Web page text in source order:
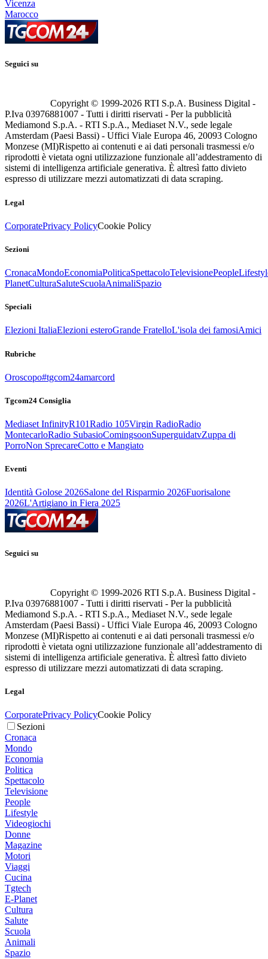
Vicenza
Marocco
Seguici su
Copyright © 1999-2026 RTI S.p.A. Business Digital -
P.Iva 03976881007 - Tutti i diritti riservati - Per la pubblicità
Mediamond S.p.A. - RTI S.p.A., Mediaset N.V., sede legale
Amsterdam (Paesi Bassi) - Uffici Viale Europa 46, 20093 Cologno
Monzese (MI)Rispetto ai contenuti e ai dati personali trasmessi e/o
riprodotti è vietata ogni utilizzazione funzionale all’addestramento di
sistemi di intelligenza artificiale generativa. È altresì fatto divieto
espresso di utilizzare mezzi automatizzati di data scraping.
Legal
CorporatePrivacy PolicyCookie Policy
Sezioni
CronacaMondoEconomiaPoliticaSpettacoloTelevisionePeople
PlanetCulturaSaluteScuolaAnimaliSpazio
Speciali
Elezioni ItaliaElezioni esteroGrande FratelloL'isola dei famosiAmici
Rubriche
Oroscopo#tgcom24amarcord
Tgcom24 Consiglia
Mediaset InfinityR101Radio 105Virgin RadioRadio
MontecarloRadio SubasioComingsoonSuperguidatvZuppa di
PorroNon SprecareCotto e Mangiato
Eventi
Identità Golose 2026Salone del Risparmio 2026Fuorisalone
2026L'Artigiano in Fiera 2025
Seguici su
Copyright © 1999-2026 RTI S.p.A. Business Digital -
P.Iva 03976881007 - Tutti i diritti riservati - Per la pubblicità
Mediamond S.p.A. - RTI S.p.A., Mediaset N.V., sede legale
Amsterdam (Paesi Bassi) - Uffici Viale Europa 46, 20093 Cologno
Monzese (MI)Rispetto ai contenuti e ai dati personali trasmessi e/o
riprodotti è vietata ogni utilizzazione funzionale all’addestramento di
sistemi di intelligenza artificiale generativa. È altresì fatto divieto
espresso di utilizzare mezzi automatizzati di data scraping.
Legal
CorporatePrivacy PolicyCookie Policy
Sezioni
Cronaca
Mondo
Economia
Politica
Spettacolo
Televisione
People
Lifestyle
Videogiochi
Donne
Magazine
Motori
Viaggi
Cucina
Tgtech
E-Planet
Cultura
Salute
Scuola
Animali
Spazio